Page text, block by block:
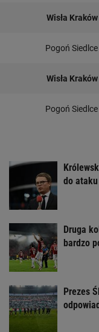
Wisła Kraków
Pogoń Siedlce
Wisła Kraków
Pogoń Siedlce
do ataku
Druga
bardzo
Prezes